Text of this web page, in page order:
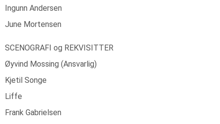
Ingunn Andersen
June Mortensen
SCENOGRAFI og REKVISITTER
Øyvind Mossing (Ansvarlig)
Kjetil Songe
Liffe
Frank Gabrielsen